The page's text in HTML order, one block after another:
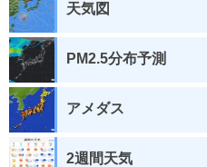
天気図
PM2.5分布予測
アメダス
2週間天気